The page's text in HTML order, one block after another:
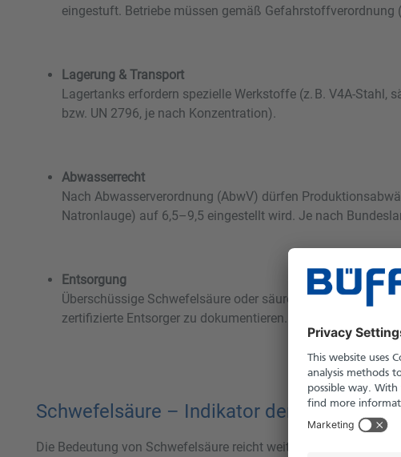
eingestuft. Betriebe müssen gemäß
Lagerung & Transport
Lagertanks erfordern spezielle Werkstoffe (z. B. V4A-Stahl,
bzw. UN 2796, je nach Konzentration).
Abwasserrecht
Nach Abwasserverordnung (AbwV) dürfen
Natronlauge) auf 6,5–9,5 eingestellt wird. Je nach
Entsorgung
Überschüssige Schwefelsäure oder säurehaltige
zertifizierte Entsorger zu dokumentieren.
Schwefelsäure – Indikator der
Die Bedeutung von Schwefelsäure reicht weit über ihre